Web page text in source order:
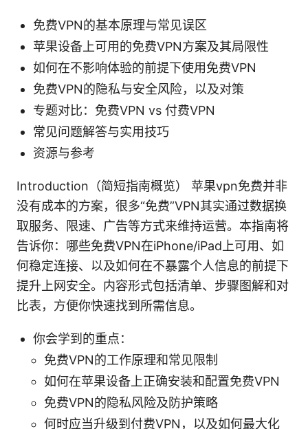
免费VPN的基本原理与常见误区
苹果设备上可用的免费VPN方案及其局限性
如何在不影响体验的前提下使用免费VPN
免费VPN的隐私与安全风险，以及对策
专题对比：免费VPN vs 付费VPN
常见问题解答与实用技巧
资源与参考
Introduction（简短指南概览） 苹果vpn免费并非
没有成本的方案，很多“免费”VPN其实通过数据换
取服务、限速、广告等方式来维持运营。本指南将
告诉你：哪些免费VPN在iPhone/iPad上可用、如
何稳定连接、以及如何在不暴露个人信息的前提下
提升上网安全。内容形式包括清单、步骤图解和对
比表，方便你快速找到所需信息。
你会学到的重点：
免费VPN的工作原理和常见限制
如何在苹果设备上正确安装和配置免费VPN
免费VPN的隐私风险及防护策略
何时应当升级到付费VPN，以及如何最大化